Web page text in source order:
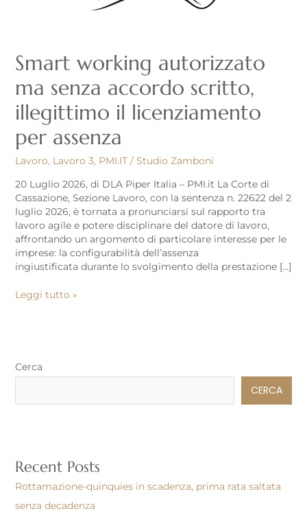
Smart working autorizzato
ma senza accordo scritto,
illegittimo il licenziamento
per assenza
Lavoro, Lavoro 3, PMI.IT/ Studio Zamboni
20 Luglio 2026, di DLA Piper Italia – PMI.it La Corte di
Cassazione, Sezione Lavoro, con la sentenza n. 22622 del 2
luglio 2026, è tornata a pronunciarsi sul rapporto tra
lavoro agile e potere disciplinare del datore di lavoro,
affrontando un argomento di particolare interesse per le
imprese: la configurabilità dell’assenza
ingiustificata durante lo svolgimento della prestazione […]
Leggi tutto »
Cerca
CERCA
Recent Posts
Rottamazione-quinquies in scadenza, prima rata saltata
senza decadenza